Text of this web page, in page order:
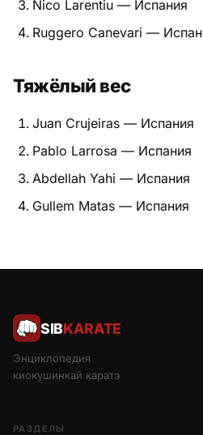
Травмы
Nico Larentiu — Испания
Ruggero Canevari —
Тяжёлый вес
Juan Crujeiras — Испания
Pablo Larrosa — Испания
Abdellah Yahi — Испания
Gullem Matas — Испания
SIBKARATE
Энциклопедия
киокушинкай каратэ
РАЗДЕЛЫ